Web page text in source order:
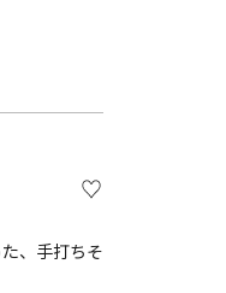
、手打ちそ